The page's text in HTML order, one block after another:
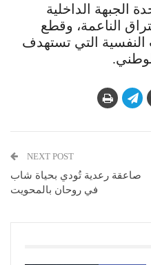
الجبهة الداخلية
الناعمة، وقطع
التي تستهدف
NEXT POST
صاعقة رعدية تُودي بحياة شاب
في روحان بالمحويت